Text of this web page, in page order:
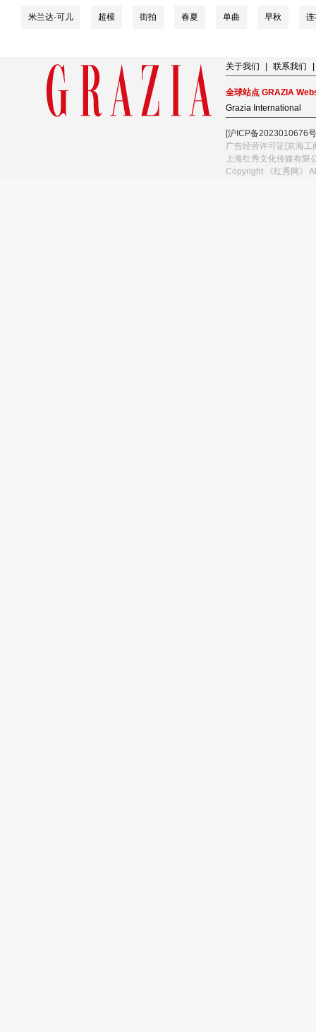
米兰达·可儿 超模 街拍 春夏 单曲 早秋
关于我们 联系我们
全球站点 GRAZIA
Grazia International
[沪ICP备2023010676
广告经营许可证[京海
上海红秀文化传媒有限
Copyright 《红秀网》